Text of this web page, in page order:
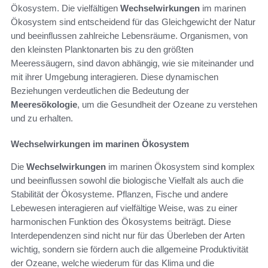
Ökosystem. Die vielfältigen Wechselwirkungen im marinen
Ökosystem sind entscheidend für das Gleichgewicht der Natur
und beeinflussen zahlreiche Lebensräume. Organismen, von
den kleinsten Planktonarten bis zu den größten
Meeressäugern, sind davon abhängig, wie sie miteinander und
mit ihrer Umgebung interagieren. Diese dynamischen
Beziehungen verdeutlichen die Bedeutung der
Meeresökologie, um die Gesundheit der Ozeane zu verstehen
und zu erhalten.
Wechselwirkungen im marinen Ökosystem
Die Wechselwirkungen im marinen Ökosystem sind komplex
und beeinflussen sowohl die biologische Vielfalt als auch die
Stabilität der Ökosysteme. Pflanzen, Fische und andere
Lebewesen interagieren auf vielfältige Weise, was zu einer
harmonischen Funktion des Ökosystems beiträgt. Diese
Interdependenzen sind nicht nur für das Überleben der Arten
wichtig, sondern sie fördern auch die allgemeine Produktivität
der Ozeane, welche wiederum für das Klima und die